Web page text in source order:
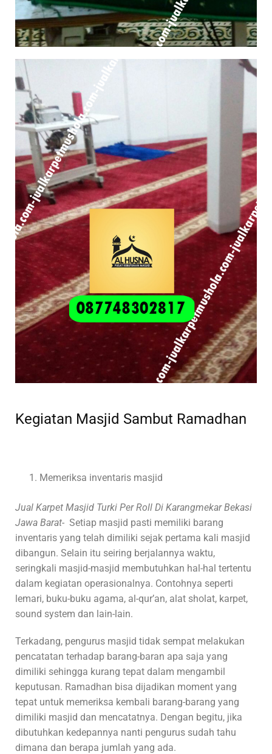
Kegiatan Masjid Sambut Ramadhan
Memeriksa inventaris masjid
Jual Karpet Masjid Turki Per Roll Di Karangmekar Bekasi
Jawa Barat- Setiap masjid pasti memiliki barang
inventaris yang telah dimiliki sejak pertama kali masjid
dibangun. Selain itu seiring berjalannya waktu,
seringkali masjid-masjid membutuhkan hal-hal tertentu
dalam kegiatan operasionalnya. Contohnya seperti
lemari, buku-buku agama, al-qur’an, alat sholat, karpet,
sound system dan lain-lain.
Terkadang, pengurus masjid tidak sempat melakukan
pencatatan terhadap barang-baran apa saja yang
dimiliki sehingga kurang tepat dalam mengambil
keputusan. Ramadhan bisa dijadikan moment yang
tepat untuk memeriksa kembali barang-barang yang
dimiliki masjid dan mencatatnya. Dengan begitu, jika
dibutuhkan kedepannya nanti pengurus sudah tahu
dimana dan berapa jumlah yang ada.